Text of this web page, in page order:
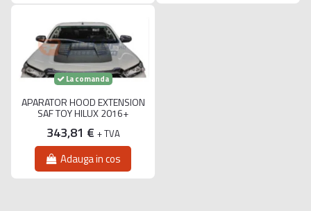
La comanda
APARATOR HOOD EXTENSION
SAF TOY HILUX 2016+
343,81 € + TVA
Adauga in cos